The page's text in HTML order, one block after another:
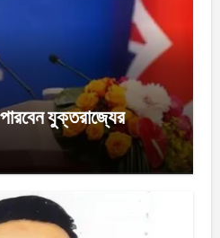
পারবেন যুক্তরাজ্যের